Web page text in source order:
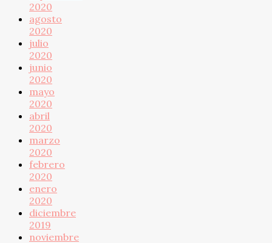
2020
agosto
2020
julio
2020
junio
2020
mayo
2020
abril
2020
marzo
2020
febrero
2020
enero
2020
diciembre
2019
noviembre